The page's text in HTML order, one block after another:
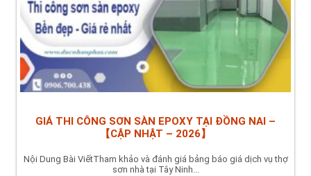
GIÁ THI CÔNG SƠN SÀN EPOXY TẠI ĐỒNG NAI –
【CẬP NHẬT – 2026】
Nội Dung Bài ViếtTham khảo và đánh giá bảng báo giá dịch vụ thợ
sơn nhà tại Tây Ninh...